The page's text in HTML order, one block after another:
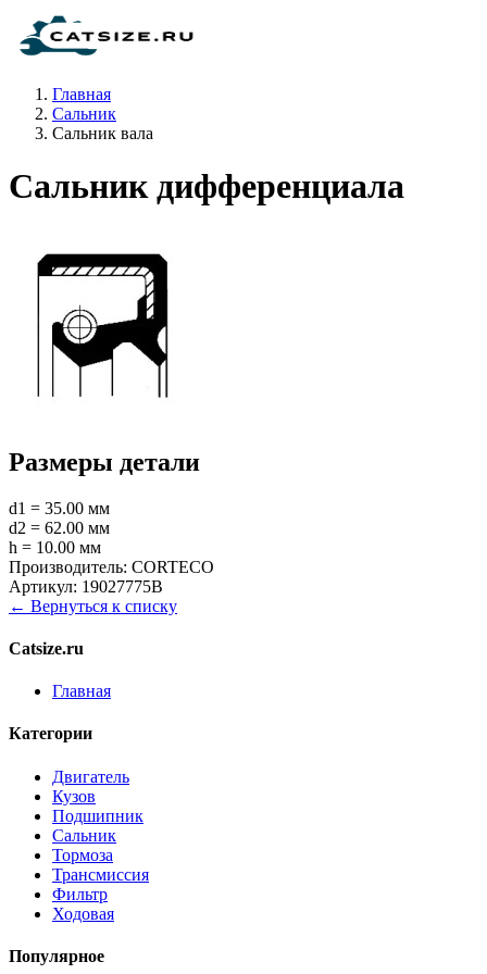
Главная
Сальник
Сальник вала
Сальник дифференциала
Размеры детали
d1 = 35.00 мм
d2 = 62.00 мм
h = 10.00 мм
Производитель: CORTECO
Артикул: 19027775B
← Вернуться к списку
Catsize.ru
Главная
Категории
Двигатель
Кузов
Подшипник
Сальник
Тормоза
Трансмиссия
Фильтр
Ходовая
Популярное